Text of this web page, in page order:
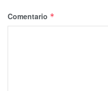
Comentario *